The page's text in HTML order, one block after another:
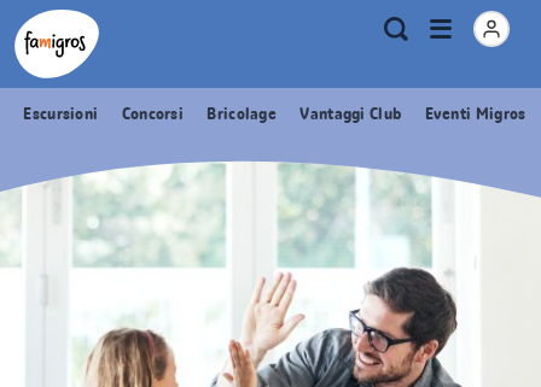
Navigazione
segnalibri
Header
Logo Metanavigazione
Ricerca
Apri
menu
Escursioni Concorsi Bricolage Vantaggi Club Eventi Migros